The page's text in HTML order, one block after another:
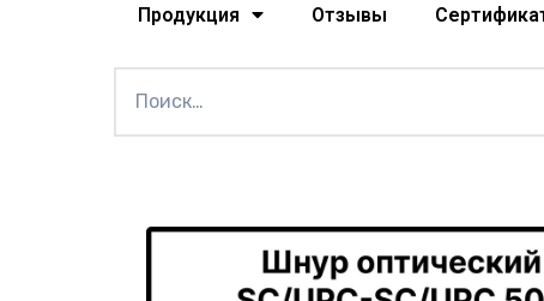
Продукция Отзывы